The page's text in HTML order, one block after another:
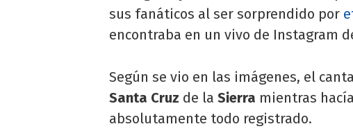
sus fanáticos al ser sorprendido por
encontraba en un vivo de Instagram
Según se vio en las imágenes, el
Santa Cruz de la Sierra mientras
absolutamente todo registrado.